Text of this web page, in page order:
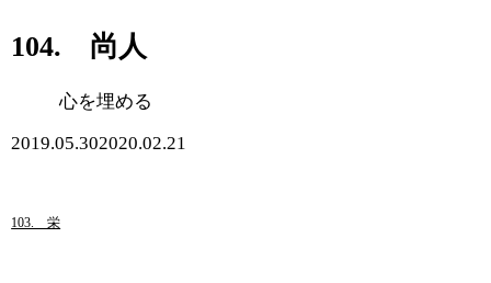
104. 尚人
心を埋める
2019.05.302020.02.21
103. 栄